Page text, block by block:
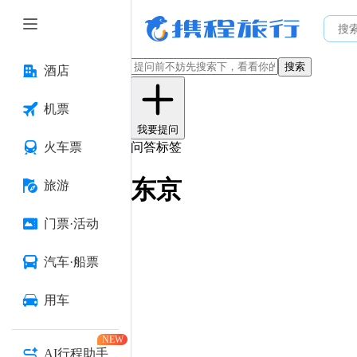
酒店
机票
火车票
旅游
门票·活动
汽车·船票
用车
AI行程助手
NEW
搜索
我要提问
问答标签
东京